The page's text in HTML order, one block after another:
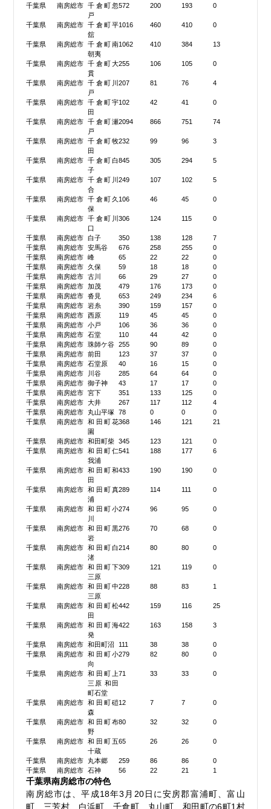
千葉県 南房総市
千倉町忽
戸
572 200 193 0
千葉県 南房総市
千倉町平
舘
1016 460 410 0
千葉県 南房総市
千倉町南
朝夷
1062 410 384 13
千葉県 南房総市
千倉町大
貫
255 106 105 0
千葉県 南房総市
千倉町川
戸
207 81 76 4
千葉県 南房総市
千倉町宇
田
102 42 41 0
千葉県 南房総市
千倉町瀬
戸
2094 866 751 74
千葉県 南房総市
千倉町牧
田
232 99 96 3
千葉県 南房総市
千倉町白
子
845 305 294 5
千葉県 南房総市
千倉町川
合
249 107 102 5
千葉県 南房総市
千倉町久
保
106 46 45 0
千葉県 南房総市
千倉町川
口
306 124 115 0
千葉県 南房総市 白子 350 138 128
7
千葉県
南房総市 安馬谷 676 258 255
0
千葉県
南房総市 峰 65 22 22
0
千葉県
南房総市 久保 59 18 18
0
千葉県
南房総市 古川 66 29 27
0
千葉県
南房総市 加茂 479 176 173
0
千葉県
南房総市 沓見 653 249 234
6
千葉県
南房総市 岩糸 390 159 157
0
千葉県
南房総市 西原 119 45 45
0
千葉県
南房総市 小戸 106 36 36
0
千葉県
南房総市 石堂 110 44 42
0
千葉県
南房総市 珠師ケ谷 255 90 89
0
千葉県
南房総市 前田 123 37 37
0
千葉県
南房総市 石堂原 40 16 15
0
千葉県
南房総市 川谷 285 64 64
0
千葉県
南房総市 御子神 43 17 17
0
千葉県
南房総市 宮下 351 133 125
0
千葉県
南房総市 大井 267 117 112
4
千葉県
南房総市 丸山平塚 78 0 0
0
千葉県
南房総市
和田町花
園
368 146 121 21
千葉県 南房総市 和田町柴 345 123 121
0
千葉県
南房総市
和田町仁
我浦
541 188 177 6
千葉県 南房総市
和田町和
田
433 190 190 0
千葉県 南房総市
和田町真
浦
289 114 111 0
千葉県 南房総市
和田町小
川
274 96 95 0
千葉県 南房総市
和田町黒
岩
276 70 68 0
千葉県 南房総市
和田町白
渚
214 80 80 0
千葉県 南房総市
和田町下
三原
309 121 119 0
千葉県 南房総市
和田町中
三原
228 88 83 1
千葉県 南房総市
和田町松
田
442 159 116 25
千葉県 南房総市
和田町海
発
422 163 158 3
千葉県 南房総市 和田町沼 111 38 38
0
千葉県
南房総市
和田町小
向
279 82 80 0
千葉県 南房総市
和田町上
三原 和田
町石堂
71 33 33 0
千葉県 南房総市
和田町磑
森
12 7 7 0
千葉県 南房総市
和田町布
野
80 32 32 0
千葉県 南房総市
和田町五
十蔵
65 26 26 0
千葉県 南房総市 丸本郷 259 86 86
0
千葉県
南房総市 石神 56 22 21 1
千葉県南房総市の特色
南房総市は、平成18年3月20日に安房郡富浦町、富山
町、三芳村、白浜町、千倉町、丸山町、和田町の6町1村